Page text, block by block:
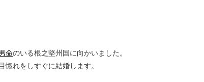
命のいる根之堅州国に向かいました。
れをしすぐに結婚します。